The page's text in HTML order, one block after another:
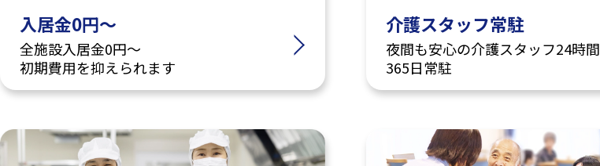
入居金0円～
全施設入居金0円～
初期費用を抑えられます
介護スタッフ常駐
夜間も安心の介護スタッフ24時間
365日常駐